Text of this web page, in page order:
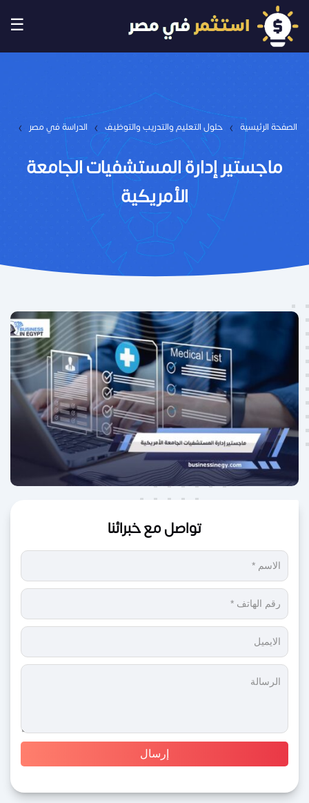
☰
الصفحة الرئيسية › حلول التعليم والتدريب والتوظيف › الدراسة في مصر ›
ماجستير إدارة المستشفيات الجامعة
الأمريكية
تواصل مع خبرائنا